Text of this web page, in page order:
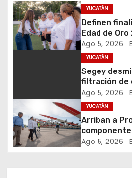
ó
n
d
n
t
YUCATÁN
Definen
Edad de Oro
Ago 5, 2026
YUCATÁN
Segey
filtración de
trabajadores
Ago 5, 2026
YUCATÁN
Arriban a
Eólico
Ago 5, 2026